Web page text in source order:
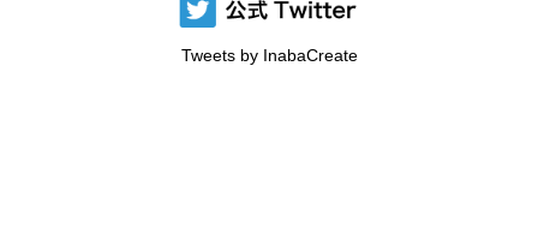
Tweets by InabaCreate